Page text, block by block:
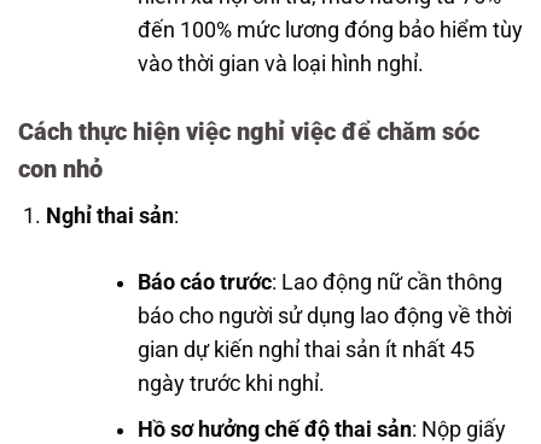
đến 100% mức lương đóng bảo hiểm tùy
vào thời gian và loại hình nghỉ.
Cách thực hiện việc nghỉ việc để chăm sóc
con nhỏ
Nghỉ thai sản:
Báo cáo trước: Lao động nữ cần thông
báo cho người sử dụng lao động về thời
gian dự kiến nghỉ thai sản ít nhất 45
ngày trước khi nghỉ.
Hồ sơ hưởng chế độ thai sản: Nộp giấy